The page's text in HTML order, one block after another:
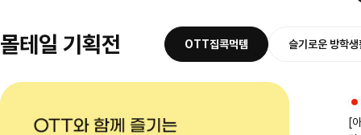
몰테일 기획전 OTT집콕먹템 슬기로운 방학생
[